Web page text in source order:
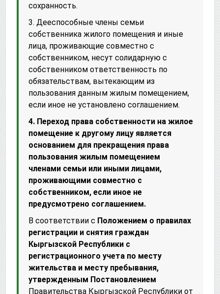
сохранность.
3. Дееспособные члены семьи
собственника жилого помещения и иные
лица, проживающие совместно с
собственником, несут солидарную с
собственником ответственность по
обязательствам, вытекающим из
пользования данным жилым помещением,
если иное не установлено соглашением.
4. Переход права собственности на жилое
помещение к другому лицу является
основанием для прекращения права
пользования жилым помещением
членами семьи или иными лицами,
проживающими совместно с
собственником, если иное не
предусмотрено соглашением.
В соответствии с Положением о правилах
регистрации и снятия граждан
Кыргызской Республики с
регистрационного учета по месту
жительства и месту пребывания,
утвержденным Постановлением
Правительства Кыргызской Республики от